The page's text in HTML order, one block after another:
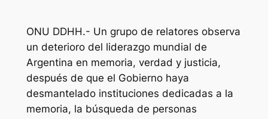
ONU DDHH.- Un grupo de relatores observa
un deterioro del liderazgo mundial de
Argentina en memoria, verdad y justicia,
después de que el Gobierno haya
desmantelado instituciones dedicadas a la
memoria, la búsqueda de personas